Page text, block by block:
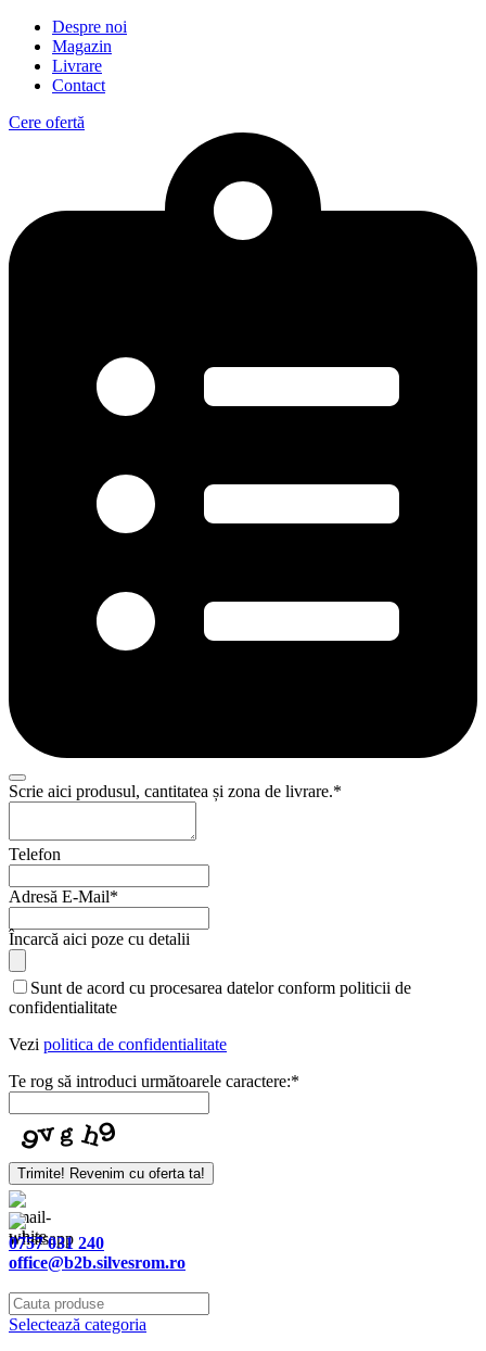
Despre noi
Magazin
Livrare
Contact
Cere ofertă
Scrie aici produsul, cantitatea și zona de livrare.*
Telefon
Adresă E-Mail*
Încarcă aici poze cu detalii
Email*
Sunt de acord cu procesarea datelor conform politicii de
confidentialitate
Vezi politica de confidentialitate
Te rog să introduci următoarele caractere:*
Trimite! Revenim cu oferta ta!
0757 031 240
office@b2b.silvesrom.ro
Selectează categoria